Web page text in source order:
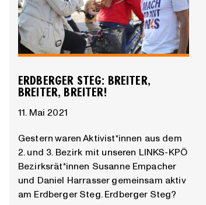
ERDBERGER STEG: BREITER,
BREITER, BREITER!
11. Mai 2021
Gestern waren Aktivist*innen aus dem
2. und 3. Bezirk mit unseren LINKS-KPÖ
Bezirksrät*innen Susanne Empacher
und Daniel Harrasser gemeinsam aktiv
am Erdberger Steg. Erdberger Steg?